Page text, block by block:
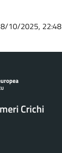
10/2025, 22:48
Crichi